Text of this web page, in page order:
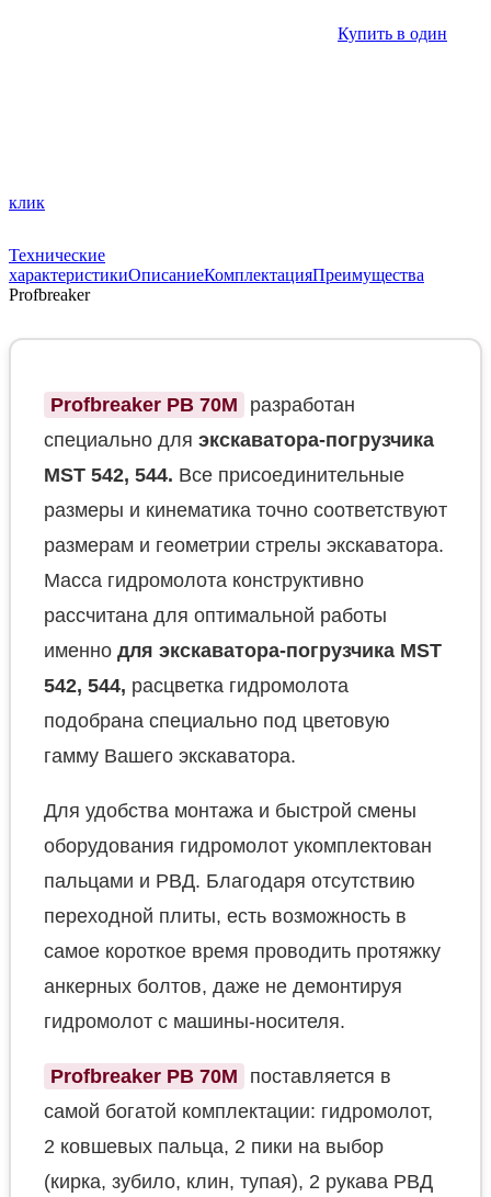
Купить в один
клик
Технические
характеристикиОписаниеКомплектацияПреимущества
Profbreaker
Profbreaker PB 70M
разработан
специально для экскаватора-погрузчика
MST 542, 544. Все присоединительные
размеры и кинематика точно соответствуют
размерам и геометрии стрелы экскаватора.
Масса гидромолота конструктивно
рассчитана для оптимальной работы
именно для экскаватора-погрузчика MST
542, 544, расцветка гидромолота
подобрана специально под цветовую
гамму Вашего экскаватора.
Для удобства монтажа и быстрой смены
оборудования гидромолот укомплектован
пальцами и РВД. Благодаря отсутствию
переходной плиты, есть возможность в
самое короткое время проводить протяжку
анкерных болтов, даже не демонтируя
гидромолот с машины-носителя.
Profbreaker PB 70M
поставляется в
самой богатой комплектации: гидромолот,
2 ковшевых пальца, 2 пики на выбор
(кирка, зубило, клин, тупая), 2 рукава РВД